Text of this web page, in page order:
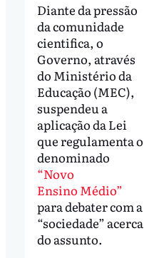
Diante da pressão
da comunidade
cientifica, o
Governo, através
do Ministério da
Educação (MEC),
suspendeu a
aplicação da Lei
que regulamenta o
denominado
“Novo
Ensino Médio”
para debater com a
“sociedade” acerca
do assunto.